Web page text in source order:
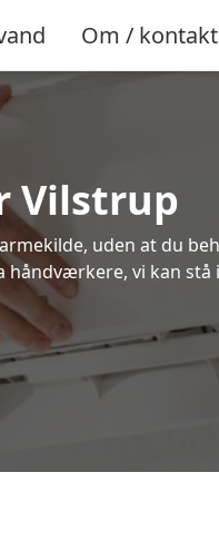
Om / kontakt
Vilstrup
uden at du
vi kan stå